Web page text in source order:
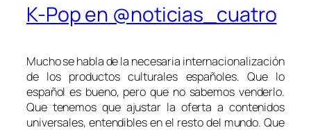
K-Pop en @noticias_cuatro
Mucho se habla de la necesaria internacionalización
de los productos culturales españoles. Que lo
español es bueno, pero que no sabemos venderlo.
Que tenemos que ajustar la oferta a contenidos
universales, entendibles en el resto del mundo. Que